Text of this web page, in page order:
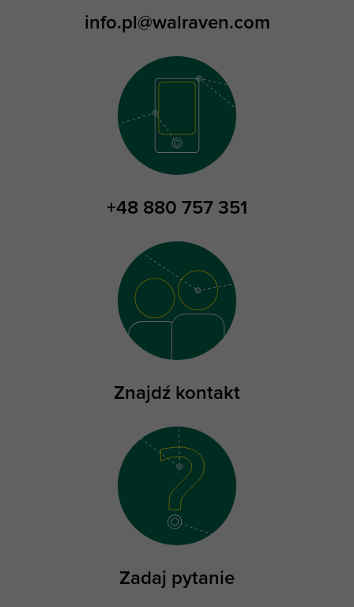
info.pl@walraven.com
+48 880 757 351
Znajdź kontakt
Zadaj pytanie